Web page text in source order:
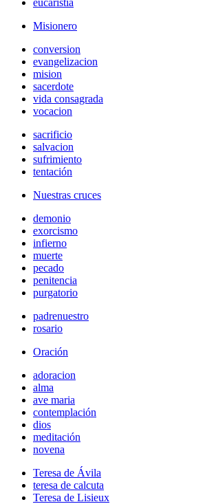
eucaristia
Misionero
conversion
evangelizacion
mision
sacerdote
vida consagrada
vocacion
sacrificio
salvacion
sufrimiento
tentación
Nuestras cruces
demonio
exorcismo
infierno
muerte
pecado
penitencia
purgatorio
padrenuestro
rosario
Oración
adoracion
alma
ave maria
contemplación
dios
meditación
novena
Teresa de Ávila
teresa de calcuta
Teresa de Lisieux